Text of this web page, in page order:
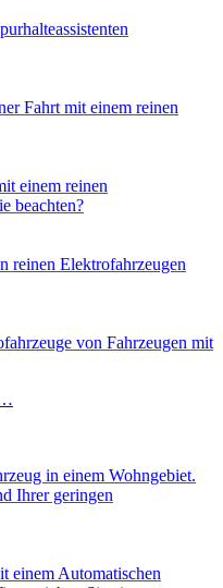
Fahrt mit einem reinen
einem reinen
beachten?
reinen Elektrofahrzeugen
von Fahrzeugen mit
in einem Wohngebiet.
Ihrer geringen
einem Automatischen